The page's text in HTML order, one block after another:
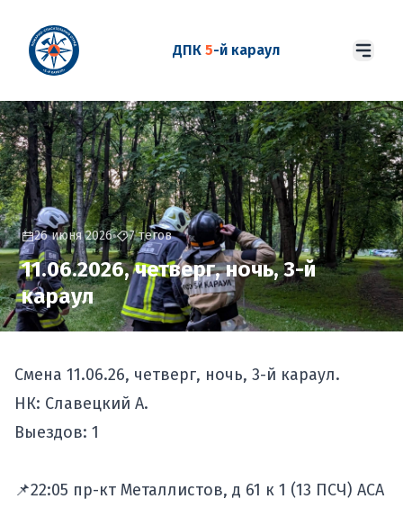
ДПК 5-й караул
26 июня 2026 7 тегов
11.06.2026, четверг, ночь, 3-й
караул
Смена 11.06.26, четверг, ночь, 3-й караул.
НК: Славецкий А.
Выездов: 1
📌22:05 пр-кт Металлистов, д 61 к 1 (13 ПСЧ) АСА